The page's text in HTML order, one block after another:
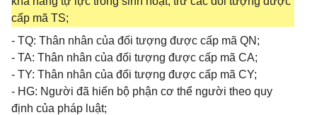
cấp mã TS;
- TQ: Thân nhân của đối tượng được cấp mã QN;
- TA: Thân nhân của đối tượng được cấp mã CA;
- TY: Thân nhân của đối tượng được cấp mã CY;
- HG: Người đã hiến bộ phận cơ thể người theo quy
định của pháp luật;